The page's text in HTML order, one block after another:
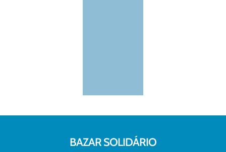
BAZAR SOLIDÁRIO